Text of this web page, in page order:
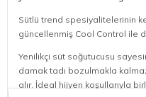
Sütlü trend spesiyalitelerinin
güncellenmiş Cool Control ile
Yenilikçi süt soğutucusu
damak tadı bozulmakla
alır. İdeal hijyen koşullarıyla